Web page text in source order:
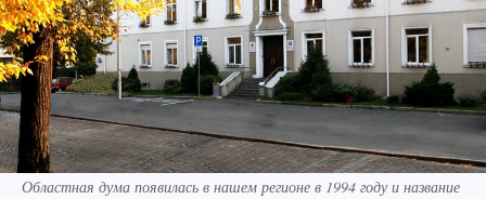
Областная дума появилась в нашем регионе в 1994 году и название